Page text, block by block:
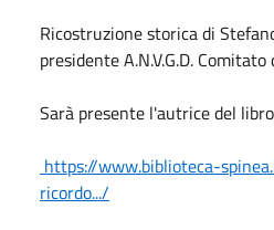
Ricostruzione storica di
presidente A.N.V.G.D. Comitato
Sarà presente l'autrice del
https://www.biblioteca-
ricordo.../